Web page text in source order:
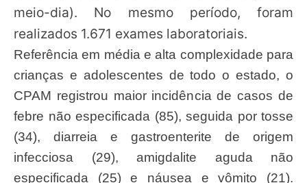
meio-dia). No mesmo período, foram
realizados 1.671 exames laboratoriais.
Referência em média e alta complexidade para
crianças e adolescentes de todo o estado, o
CPAM registrou maior incidência de casos de
febre não especificada (85), seguida por tosse
(34), diarreia e gastroenterite de origem
infecciosa (29), amigdalite aguda não
especificada (25) e náusea e vômito (21).